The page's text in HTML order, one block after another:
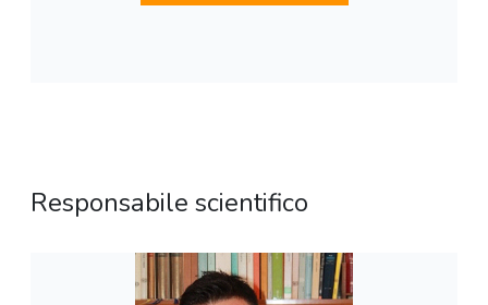
Responsabile scientifico